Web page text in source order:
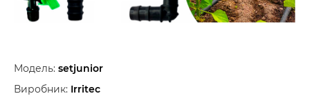
Модель: setjunior
Виробник: Irritec